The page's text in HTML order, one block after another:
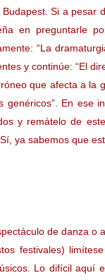
Si a pesar
en preguntarle
“La
y continúe: “El
que afecta a la
En ese
y remátelo de
ya sabemos que
de danza o
festivales)
Lo difícil aquí